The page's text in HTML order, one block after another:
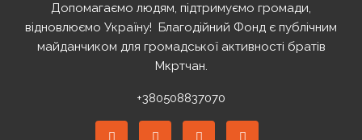
Допомагаємо людям, підтримуємо громади,
відновлюємо Україну! ️ Благодійний Фонд є публічним
майданчиком для громадської активності братів
Мкртчан.
+380508837070